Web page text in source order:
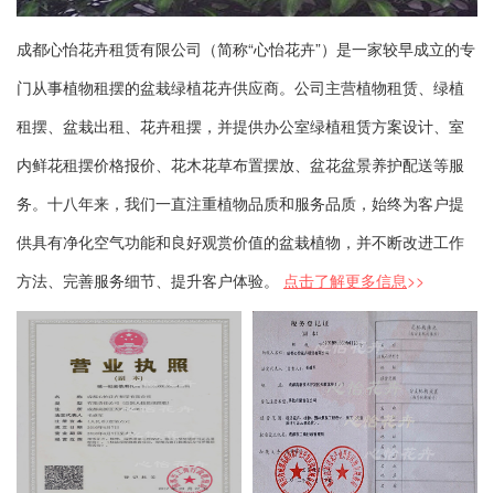
成都心怡花卉租赁有限公司（简称“心怡花卉”）是一家较早成立的专
门从事植物租摆的盆栽绿植花卉供应商。公司主营植物租赁、绿植
租摆、盆栽出租、花卉租摆，并提供办公室绿植租赁方案设计、室
内鲜花租摆价格报价、花木花草布置摆放、盆花盆景养护配送等服
务。十八年来，我们一直注重植物品质和服务品质，始终为客户提
供具有净化空气功能和良好观赏价值的盆栽植物，并不断改进工作
方法、完善服务细节、提升客户体验。 点击了解更多信息>>